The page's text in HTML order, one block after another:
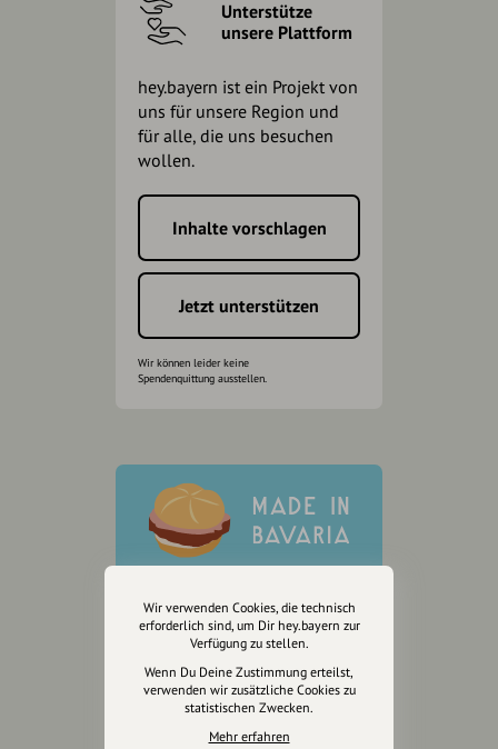
Unterstütze
unsere Plattform
hey.bayern ist ein Projekt von
uns für unsere Region und
für alle, die uns besuchen
wollen.
Inhalte vorschlagen
Jetzt unterstützen
Wir können leider keine
Spendenquittung ausstellen.
Wir verwenden Cookies, die technisch
erforderlich sind, um Dir hey.bayern zur
Verfügung zu stellen.
Wenn Du Deine Zustimmung erteilst,
verwenden wir zusätzliche Cookies zu
statistischen Zwecken.
Mehr erfahren